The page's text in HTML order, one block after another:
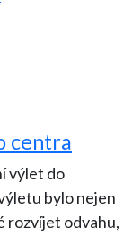
centra
výlet do
bylo nejen
rozvíjet odvahu,